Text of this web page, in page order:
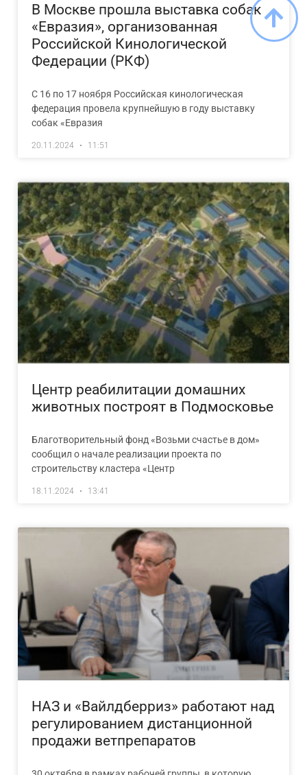
В Москве прошла выставка собак
«Евразия», организованная
Российской Кинологической
Федерации (РКФ)
С 16 по 17 ноября Российская кинологическая
федерация провела крупнейшую в году выставку
собак «Евразия
20.11.2024 11:51
Центр реабилитации домашних
животных построят в Подмосковье
Благотворительный фонд «Возьми счастье в дом»
сообщил о начале реализации проекта по
строительству кластера «Центр
18.11.2024 13:41
НАЗ и «Вайлдберриз» работают над
регулированием дистанционной
продажи ветпрепаратов